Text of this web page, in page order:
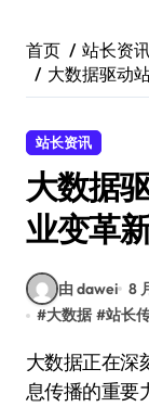
首页
站长资
大数据驱动
站长资讯
大数据
业变革
由 dawei 8
#大数据 #站长
大数据正在深刻改变各行各业，而站长传媒作为信
息传播的重要